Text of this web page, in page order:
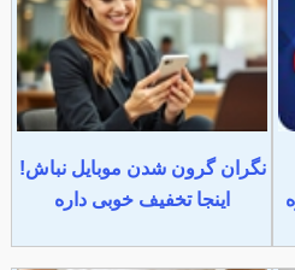
نگران گرون شدن موبایل نباش!
اینجا تخفیف خوبی داره